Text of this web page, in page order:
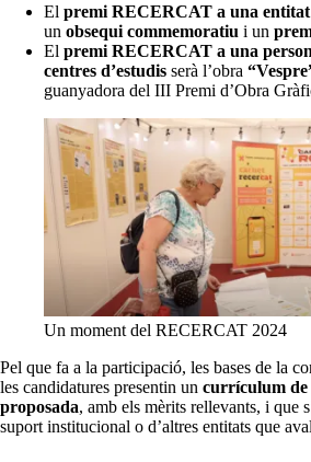
El premi RECERCAT a una entitat
un obsequi commemoratiu i un
El premi RECERCAT a una
centres d’estudis serà l’obra
guanyadora del III Premi d’Obra
Un moment del RECERCAT 2024
Pel que fa a la participació, les bases de la
les candidatures presentin un currículum de
proposada, amb els mèrits rellevants, i que
suport institucional o d’altres entitats que